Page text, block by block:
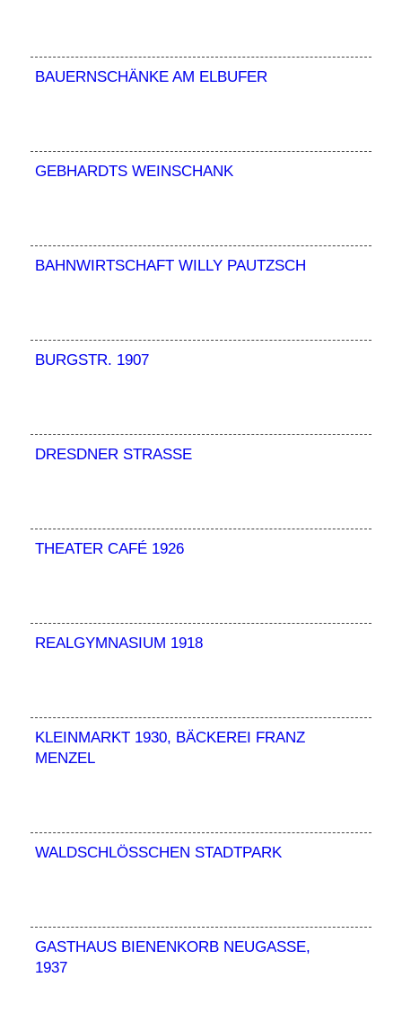
BAUERNSCHÄNKE AM ELBUFER
GEBHARDTS WEINSCHANK
BAHNWIRTSCHAFT WILLY PAUTZSCH
BURGSTR. 1907
DRESDNER STRASSE
THEATER CAFÉ 1926
REALGYMNASIUM 1918
KLEINMARKT 1930, BÄCKEREI FRANZ
MENZEL
WALDSCHLÖSSCHEN STADTPARK
GASTHAUS BIENENKORB NEUGASSE,
1937